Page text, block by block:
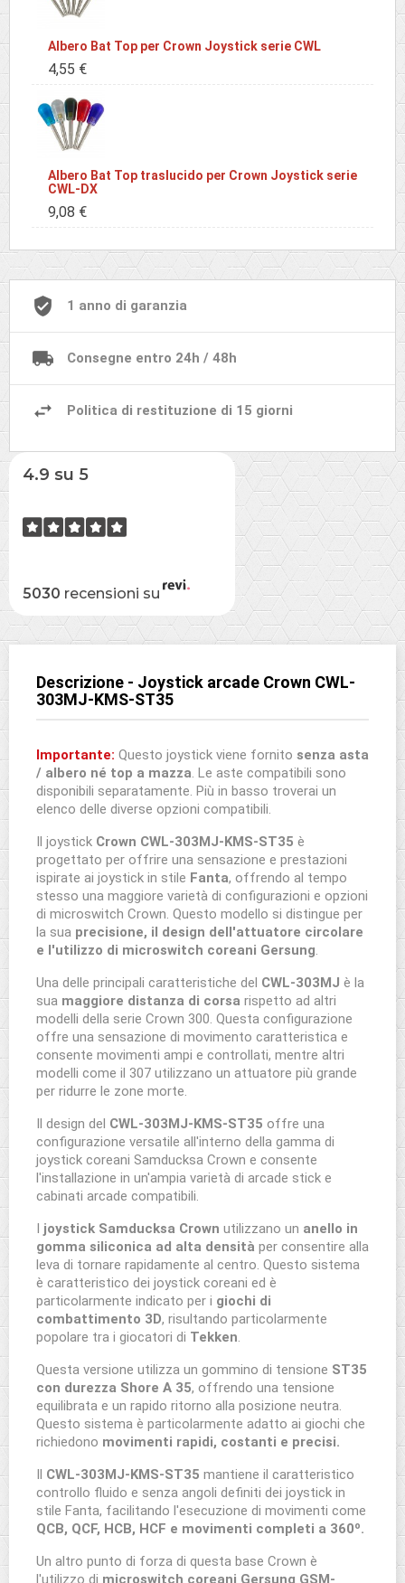
Albero Bat Top per Crown Joystick serie CWL
4,55 €
Albero Bat Top traslucido per Crown Joystick serie
CWL-DX
9,08 €
1 anno di garanzia
Consegne entro 24h / 48h
Politica di restituzione di 15 giorni
4.9 su 5
5030 recensioni su
Descrizione - Joystick arcade Crown CWL-
303MJ-KMS-ST35
Importante: Questo joystick viene fornito senza asta
/ albero né top a mazza. Le aste compatibili sono
disponibili separatamente. Più in basso troverai un
elenco delle diverse opzioni compatibili.
Il joystick Crown CWL-303MJ-KMS-ST35 è
progettato per offrire una sensazione e prestazioni
ispirate ai joystick in stile Fanta, offrendo al tempo
stesso una maggiore varietà di configurazioni e opzioni
di microswitch Crown. Questo modello si distingue per
la sua precisione, il design dell'attuatore circolare
e l'utilizzo di microswitch coreani Gersung.
Una delle principali caratteristiche del CWL-303MJ è la
sua maggiore distanza di corsa rispetto ad altri
modelli della serie Crown 300. Questa configurazione
offre una sensazione di movimento caratteristica e
consente movimenti ampi e controllati, mentre altri
modelli come il 307 utilizzano un attuatore più grande
per ridurre le zone morte.
Il design del CWL-303MJ-KMS-ST35 offre una
configurazione versatile all'interno della gamma di
joystick coreani Samducksa Crown e consente
l'installazione in un'ampia varietà di arcade stick e
cabinati arcade compatibili.
I joystick Samducksa Crown utilizzano un anello in
gomma siliconica ad alta densità per consentire alla
leva di tornare rapidamente al centro. Questo sistema
è caratteristico dei joystick coreani ed è
particolarmente indicato per i giochi di
combattimento 3D, risultando particolarmente
popolare tra i giocatori di Tekken.
Questa versione utilizza un gommino di tensione ST35
con durezza Shore A 35, offrendo una tensione
equilibrata e un rapido ritorno alla posizione neutra.
Questo sistema è particolarmente adatto ai giochi che
richiedono movimenti rapidi, costanti e precisi.
Il CWL-303MJ-KMS-ST35 mantiene il caratteristico
controllo fluido e senza angoli definiti dei joystick in
stile Fanta, facilitando l'esecuzione di movimenti come
QCB, QCF, HCB, HCF e movimenti completi a 360º.
Un altro punto di forza di questa base Crown è
l'utilizzo di microswitch coreani Gersung GSM-